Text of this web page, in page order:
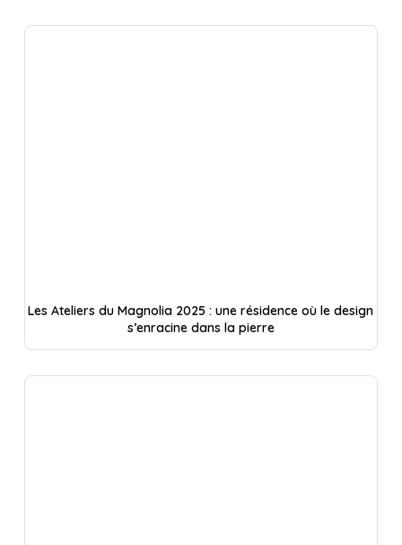
Les Ateliers du Magnolia 2025 : une résidence où le design
s’enracine dans la pierre